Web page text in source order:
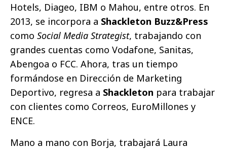
Hotels, Diageo, IBM o Mahou, entre otros. En
2013, se incorpora a Shackleton Buzz&Press
como Social Media Strategist, trabajando con
grandes cuentas como Vodafone, Sanitas,
Abengoa o FCC. Ahora, tras un tiempo
formándose en Dirección de Marketing
Deportivo, regresa a Shackleton para trabajar
con clientes como Correos, EuroMillones y
ENCE.
Mano a mano con Borja, trabajará Laura